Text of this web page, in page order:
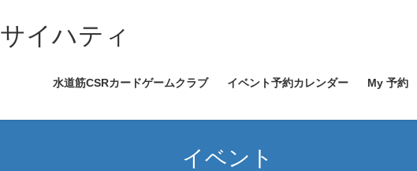
サイハティ
水道筋CSRカードゲームクラブ イベント予約カレンダー My 予約
イベント